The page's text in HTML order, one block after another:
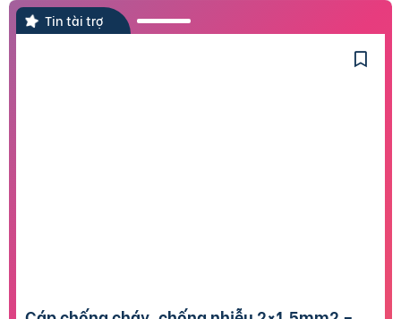
Tin tài trợ